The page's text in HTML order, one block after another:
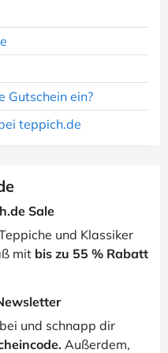
Gutschein ein?
teppich.de
Sale
und Klassiker
mit bis zu 55 % Rabatt
und schnapp dir
Außerdem,